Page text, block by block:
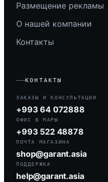
Размещение рекламы
О нашей компании
Контакты
КОНТАКТЫ
ЗАКАЗЫ И КОНСУЛЬТАЦИИ
+993 64 072888
ОФИС В МАРЫ
+993 522 48878
ПОЧТА МАГАЗИНА
shop@garant.asia
ПОДДЕРЖКА
help@garant.asia